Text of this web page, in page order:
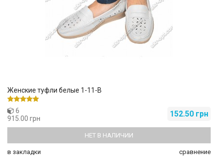
Женские туфли белые 1-11-B
152.50 грн
6
915.00 грн
НЕТ В НАЛИЧИИ
в закладки сравнение